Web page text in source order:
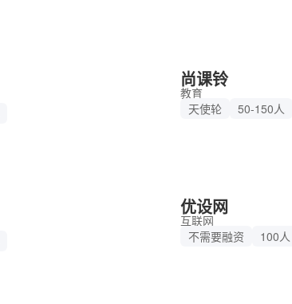
尚课铃
教育
天使轮
50-150人
优设网
互联网
不需要融资
100人